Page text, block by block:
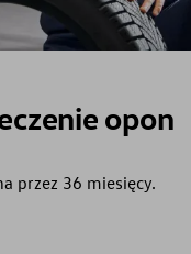
opon
przez 36 miesięcy.